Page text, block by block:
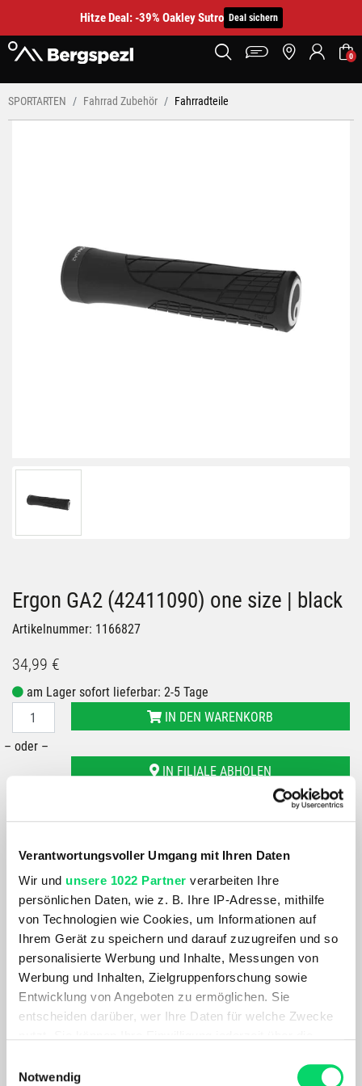
Verantwortungsvoller Umgang mit Ihren Daten
Wir und unsere 1022 Partner verarbeiten Ihre
persönlichen Daten, wie z. B. Ihre IP-Adresse, mithilfe
von Technologien wie Cookies, um Informationen auf
Ihrem Gerät zu speichern und darauf zuzugreifen und so
personalisierte Werbung und Inhalte, Messungen von
Werbung und Inhalten, Zielgruppenforschung sowie
Entwicklung von Angeboten zu ermöglichen. Sie
entscheiden darüber, wer Ihre Daten für welche Zwecke
Trigger Symbol ändern oder widerrufen
Notwendig
Hitze Deal: -39% Oakley Sutro Deal sichern
0
SPORTARTEN Fahrrad Zubehör Fahrradteile
Ergon GA2 (42411090) one size | black
Artikelnummer: 1166827
34,99 €
am Lager sofort lieferbar: 2-5 Tage
IN DEN WARENKORB
– oder –
IN FILIALE ABHOLEN
Bergspezl Puch
Bergspezl Haid
Bergspezl Wien 7
Bergspezl Villach
Du hast eine Frage?
Wir rufen dich an und beraten dich gerne.
BESCHREIBUNG